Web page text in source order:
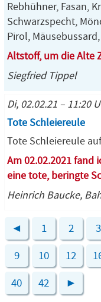
Rebhühner, Fasan,
Schwarzspecht,
Pirol, Mäusebussard,
Altstoff, um die Alte
Siegfried Tippel
Di, 02.02.21 – 11:20
Tote Schleiereule
Tote Schleiereule
Am 02.02.2021 fand
eine tote, beringte
Heinrich Baucke,
◄ 1 2 3
9 10 12
40 42 ►